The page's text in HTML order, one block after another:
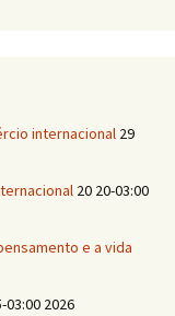
internacional 29
20 20-03:00
e a vida
03:00 2026